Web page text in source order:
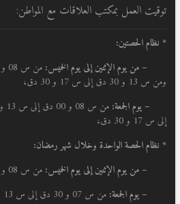
توقيت العمل بمكتب العلاقات مع المواطن:
* نظام الحصتين:
– من يوم الإثنين إلى يوم الخميس:
ومن س 13 و 30 دق إلى س 17 و 30 دق،
– يوم الجمعة:
إلى س 17 و 30 دق،
* نظام الحصة الواحدة وخلال شهر رمضان:
– من يوم الإثنين إلى يوم الخميس: من س 08 و 00 دق إلى س 14 و 30 دق،
– يوم الجمعة: من س 07 و 30 دق إلى س 13 و 00،